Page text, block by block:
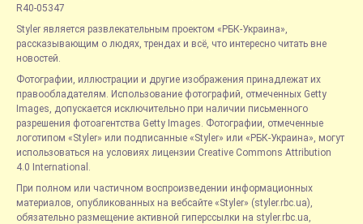
R40-05347
Styler является развлекательным проектом «РБК-Украина»,
рассказывающим о людях, трендах и всё, что интересно читать вне
новостей.
Фотографии, иллюстрации и другие изображения принадлежат их
правообладателям. Использование фотографий, отмеченных Getty
Images, допускается исключительно при наличии письменного
разрешения фотоагентства Getty Images. Фотографии, отмеченные
логотипом «Styler» или подписанные «Styler» или «РБК-Украина», могут
использоваться на условиях лицензии Creative Commons Attribution
4.0 International.
При полном или частичном воспроизведении информационных
материалов, опубликованных на вебсайте «Styler» (styler.rbc.ua),
обязательно размещение активной гиперссылки на styler.rbc.ua,